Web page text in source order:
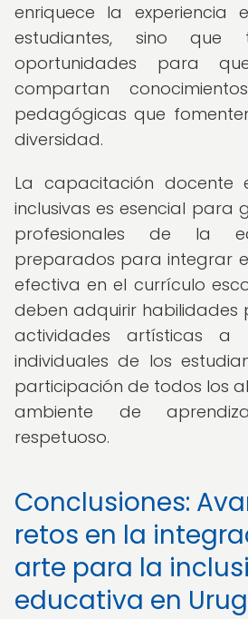
enriquece la experiencia
estudiantes, sino que
oportunidades para
compartan
pedagógicas que
diversidad.
La capacitación docente
inclusivas es esencial para
profesionales de la
preparados para integrar
efectiva en el currículo
deben adquirir
actividades artísticas a
individuales de los
participación de todos los
ambiente de
respetuoso.
Conclusiones:
retos en la
arte para la
educativa en